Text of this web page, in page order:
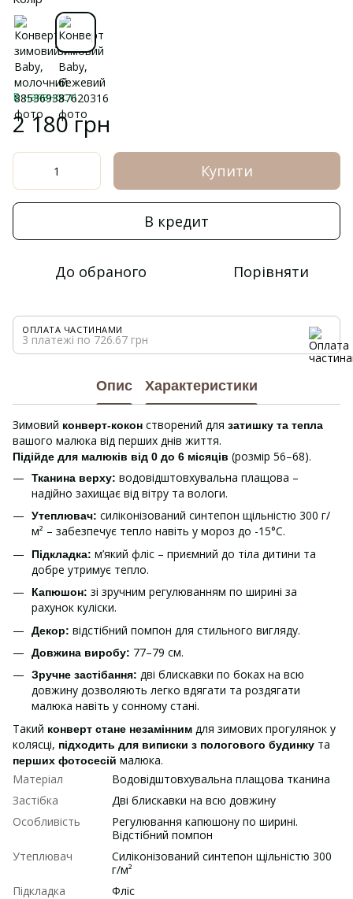
В наявності
2 180 грн
Купити
В кредит
До обраного Порівняти
ОПЛАТА ЧАСТИНАМИ
3 платежі по 726.67 грн
Опис Характеристики
Зимовий конверт-кокон створений для затишку та тепла
вашого малюка від перших днів життя.
Підійде для малюків від 0 до 6 місяців (розмір 56–68).
Тканина верху: водовідштовхувальна плащова –
надійно захищає від вітру та вологи.
Утеплювач: силіконізований синтепон щільністю 300 г/
м² – забезпечує тепло навіть у мороз до -15°C.
Підкладка: м’який фліс – приємний до тіла дитини та
добре утримує тепло.
Капюшон: зі зручним регулюванням по ширині за
рахунок куліски.
Декор: відстібний помпон для стильного вигляду.
Довжина виробу: 77–79 см.
Зручне застібання: дві блискавки по боках на всю
довжину дозволяють легко вдягати та роздягати
малюка навіть у сонному стані.
Такий конверт стане незамінним для зимових прогулянок у
колясці, підходить для виписки з пологового будинку та
перших фотосесій малюка.
Матеріал
Водовідштовхувальна плащова тканина
Застібка
Дві блискавки на всю довжину
Особливість
Регулювання капюшону по ширині.
Відстібний помпон
Утеплювач
Силіконізований синтепон щільністю 300
г/м²
Підкладка
Фліс